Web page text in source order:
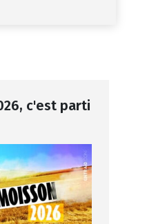
c'est parti